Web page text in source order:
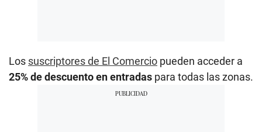
Los suscriptores de El Comercio pueden acceder a
25% de descuento en entradas para todas las zonas.